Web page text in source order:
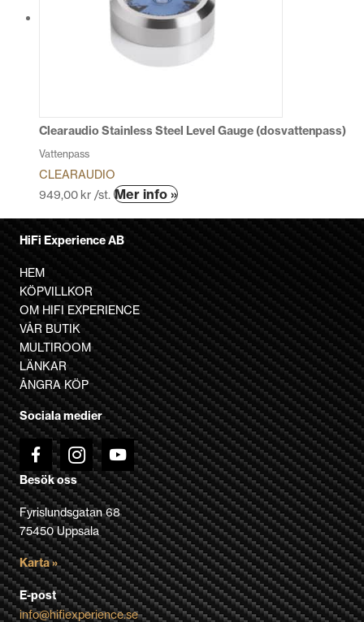
Clearaudio Stainless Steel Level Gauge (dosvattenpass)
Vattenpass
CLEARAUDIO
949,00 kr /st. Mer info »Den
varianter.
De
olika
alternativen
kan
väljas
på
produktsidan
HiFi Experience AB
HEM
KÖPVILLKOR
OM HIFI EXPERIENCE
VÅR BUTIK
MULTIROOM
LÄNKAR
ÅNGRA KÖP
Sociala medier
Besök oss
Fyrislundsgatan 68
75450 Uppsala
Karta »
E-post
info@hifiexperience.se